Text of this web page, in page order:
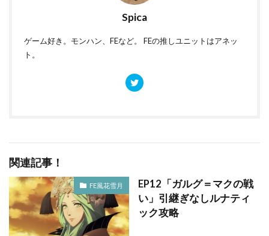
Spica
ゲーム好き。モンハン、FEなど。 FEの推しユニットはアネッ
ト。
関連記事！
FE風花雪月
EP12「ガルグ＝マクの戦
い」引継ぎなしルナティ
ック攻略